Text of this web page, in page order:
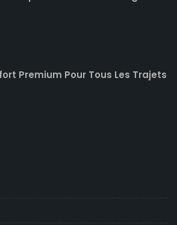
Premium Pour Tous Les Trajets